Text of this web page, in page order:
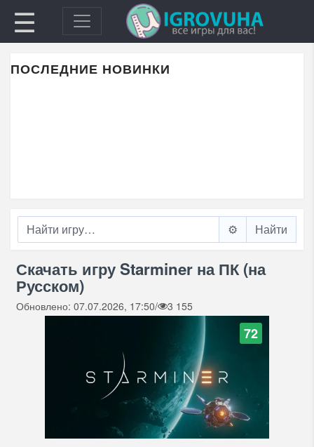
☰
ПОСЛЕДНИЕ НОВИНКИ
⚙️
Скачать игру Starminer на ПК (на
Русском)
Обновлено: 07.07.2026, 17:50/ 3 155
72